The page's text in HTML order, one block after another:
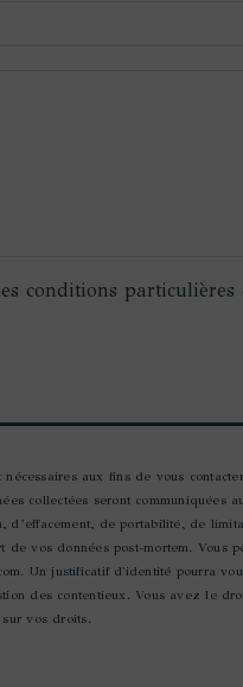
conditions particulières
nécessaires aux fins de vous
collectées seront
d’effacement, de portabilité, de
de vos données post-mortem.
Un justificatif d'identité pourra
des contentieux. Vous avez le
vos droits.